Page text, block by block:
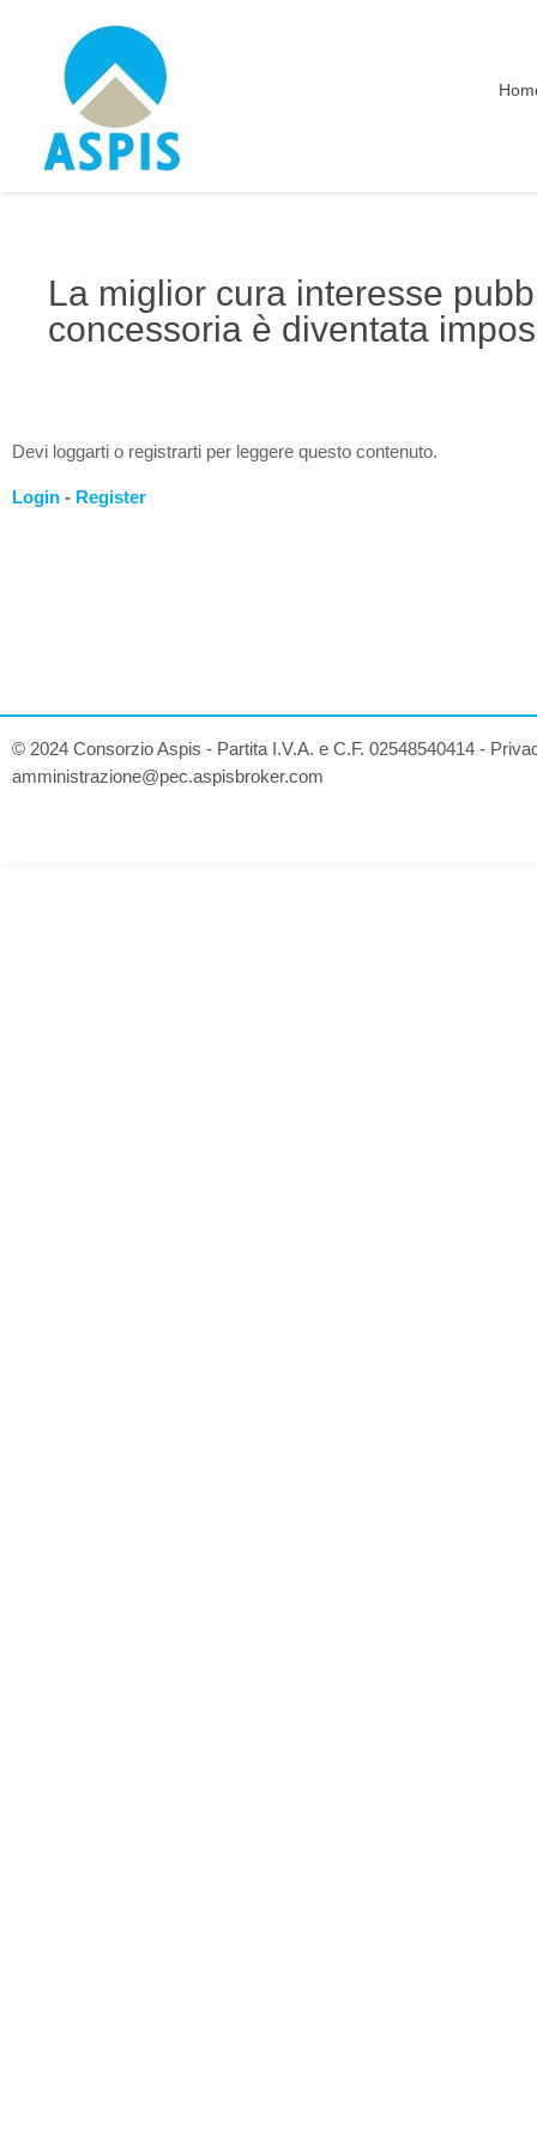
La miglior cura interesse
concessoria è diventata
Devi loggarti o registrarti per leggere questo contenuto.
Login - Register
© 2024 Consorzio Aspis - Partita I.V.A. e C.F. 02548540414 -
amministrazione@pec.aspisbroker.com